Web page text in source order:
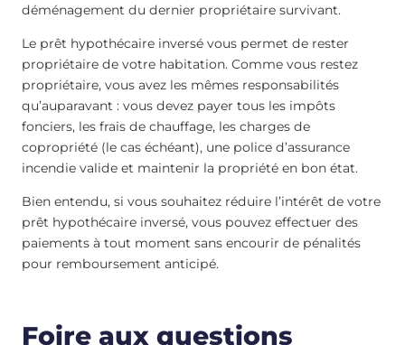
déménagement du dernier propriétaire survivant.
Le prêt hypothécaire inversé vous permet de rester
propriétaire de votre habitation. Comme vous restez
propriétaire, vous avez les mêmes responsabilités
qu’auparavant : vous devez payer tous les impôts
fonciers, les frais de chauffage, les charges de
copropriété (le cas échéant), une police d’assurance
incendie valide et maintenir la propriété en bon état.
Bien entendu, si vous souhaitez réduire l’intérêt de votre
prêt hypothécaire inversé, vous pouvez effectuer des
paiements à tout moment sans encourir de pénalités
pour remboursement anticipé.
Foire aux questions